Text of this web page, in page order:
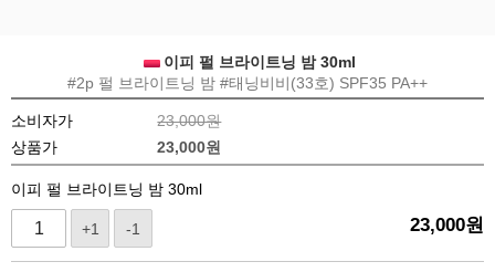
이피 펄 브라이트닝 밤 30ml
#2p 펄 브라이트닝 밤 #태닝비비(33호) SPF35 PA++
소비자가
23,000원
상품가
23,000원
이피 펄 브라이트닝 밤 30ml
+1 -1 23,000원